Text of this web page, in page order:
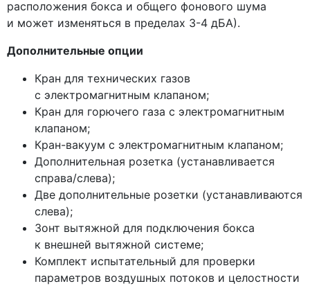
расположения бокса и общего фонового шума
и может изменяться в пределах 3-4 дБА).
Дополнительные опции
Кран для технических газов
с электромагнитным клапаном;
Кран для горючего газа с электромагнитным
клапаном;
Кран-вакуум с электромагнитным клапаном;
Дополнительная розетка (устанавливается
справа/слева);
Две дополнительные розетки (устанавливаются
слева);
Зонт вытяжной для подключения бокса
к внешней вытяжной системе;
Комплект испытательный для проверки
параметров воздушных потоков и целостности